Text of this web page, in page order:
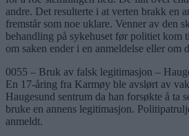
andre. Det resulterte i at verten brakk en
fremstår som noe uklare. Venner av den
behandling på sykehuset før politiet kom
om saken ender i en anmeldelse eller om
0055 – Bruk av falsk legitimasjon –
En 17-åring fra Karmøy ble avslørt av
Haugesund sentrum da han forsøkte å ta
bruke en annens legitimasjon.
anmeldt.